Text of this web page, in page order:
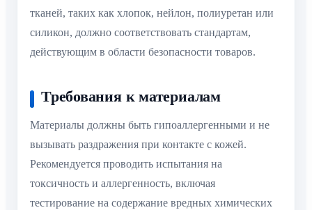
тканей, таких как хлопок, нейлон, полиуретан или
силикон, должно соответствовать стандартам,
действующим в области безопасности товаров.
Требования к материалам
Материалы должны быть гипоаллергенными и не
вызывать раздражения при контакте с кожей.
Рекомендуется проводить испытания на
токсичность и аллергенность, включая
тестирование на содержание вредных химических